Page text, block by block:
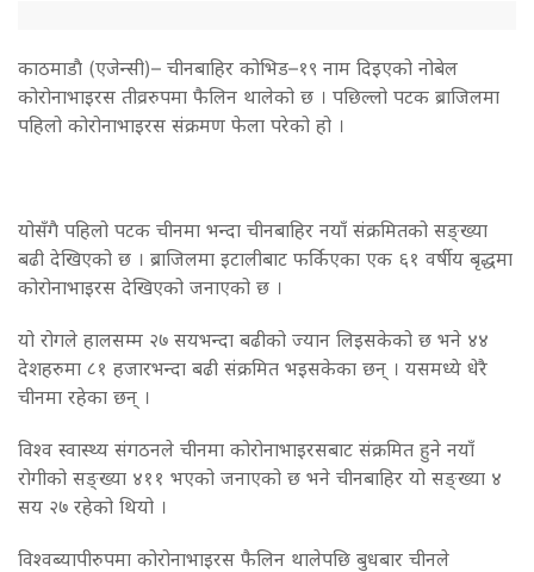
काठमाडाै‌ (एजेन्सी)– चीनबाहिर कोभिड–१९ नाम दिइएको नोबेल
कोरोनाभाइरस तीव्ररुपमा फैलिन थालेको छ । पछिल्लो पटक ब्राजिलमा
पहिलो कोरोनाभाइरस संक्रमण फेला परेको हो ।
योसँगै पहिलो पटक चीनमा भन्दा चीनबाहिर नयाँ संक्रमितको सङ्ख्या
बढी देखिएको छ । ब्राजिलमा इटालीबाट फर्किएका एक ६१ वर्षीय बृद्धमा
कोरोनाभाइरस देखिएको जनाएको छ ।
यो रोगले हालसम्म २७ सयभन्दा बढीको ज्यान लिइसकेको छ भने ४४
देशहरुमा ८१ हजारभन्दा बढी संक्रमित भइसकेका छन् । यसमध्ये धेरै
चीनमा रहेका छन् ।
विश्व स्वास्थ्य संगठनले चीनमा कोरोनाभाइरसबाट संक्रमित हुने नयाँ
रोगीको सङ्ख्या ४११ भएको जनाएको छ भने चीनबाहिर यो सङ्ख्या ४
सय २७ रहेको थियो ।
विश्वब्यापीरुपमा कोरोनाभाइरस फैलिन थालेपछि बुधबार चीनले